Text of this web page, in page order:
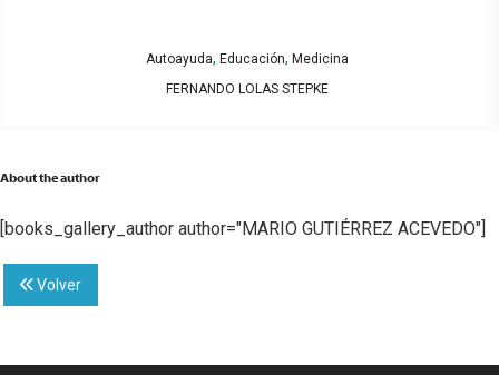
Autoayuda, Educación, Medicina
FERNANDO LOLAS STEPKE
About the author
[books_gallery_author author="MARIO GUTIÉRREZ ACEVEDO"]
Volver